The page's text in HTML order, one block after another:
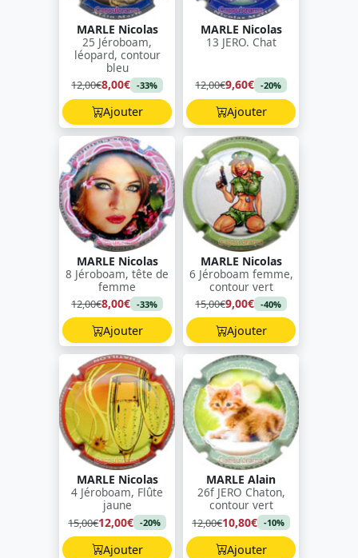
MARLE Nicolas
25 Jéroboam,
léopard, contour
bleu
12,00€8,00€ -33%
Ajouter
MARLE Nicolas
13 JERO. Chat
12,00€9,60€ -20%
Ajouter
MARLE Nicolas
8 Jéroboam, tête de
femme
12,00€8,00€ -33%
Ajouter
MARLE Nicolas
6 Jéroboam femme,
contour vert
15,00€9,00€ -40%
Ajouter
MARLE Nicolas
4 Jéroboam, Flûte
jaune
15,00€12,00€ -20%
Ajouter
MARLE Alain
26f JERO Chaton,
contour vert
12,00€10,80€ -10%
Ajouter